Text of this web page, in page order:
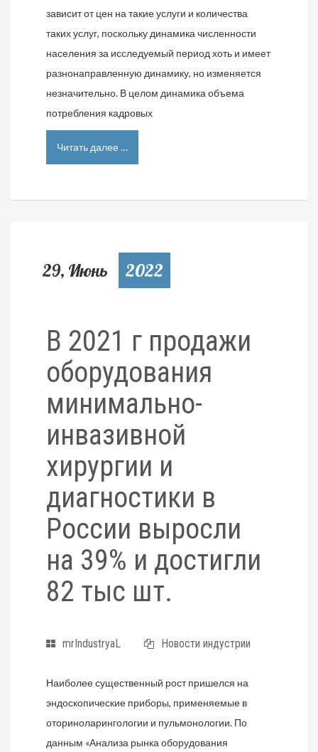
зависит от цен на такие услуги и количества
таких услуг, поскольку динамика численности
населения за исследуемый период хоть и имеет
разнонаправленную динамику, но изменяется
незначительно. В целом динамика объема
потребления кадровых
Читать далее …
29, Июнь 2022
В 2021 г продажи
оборудования
минимально-
инвазивной
хирургии и
диагностики в
России выросли
на 39% и достигли
82 тыс шт.
mrIndustryaL Новости индустрии
Наиболее существенный рост пришелся на
эндоскопические приборы, применяемые в
оториноларингологии и пульмонологии. По
данным «Анализа рынка оборудования